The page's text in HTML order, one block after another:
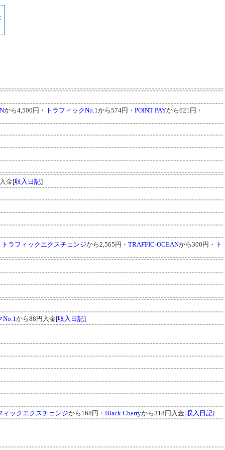
から4,500円・ トラフィックNo.1 から574円・ POINT PAYから621円・
金[収入日記]
トラフィックエクスチェンジから2,565円・ TRAFFIC-OCEANから300円・ ト
No.1 から88円入金[収入日記]
ィックエクスチェンジから168円・ Black Cherryから318円入金[収入日記]